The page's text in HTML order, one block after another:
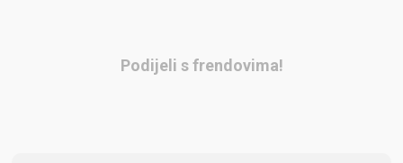
Podijeli s frendovima!